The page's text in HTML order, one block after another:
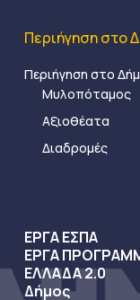
Περιήγηση στο
Περιήγηση στο
Μυλοπόταμος
Αξιοθέατα
Διαδρομές
ΕΡΓΑ ΕΣΠΑ
ΕΡΓΑ
ΕΛΛΑΔΑ 2.0
Δήμος